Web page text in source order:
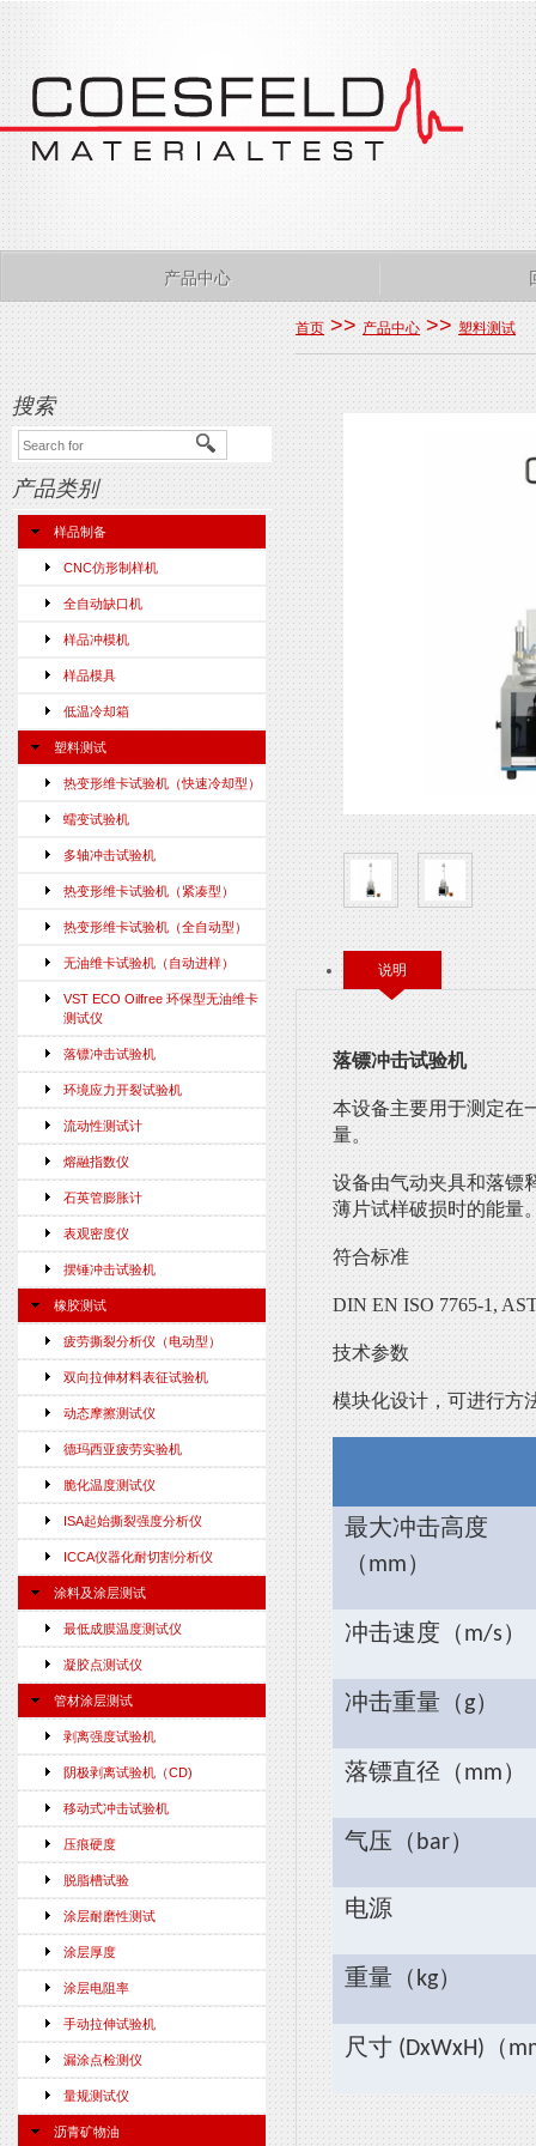
产品中心
搜索
产品类别
样品制备
CNC仿形制样机
全自动缺口机
样品冲模机
样品模具
低温冷却箱
塑料测试
热变形维卡试验机（快速冷却型）
蠕变试验机
多轴冲击试验机
热变形维卡试验机（紧凑型）
热变形维卡试验机（全自动型）
无油维卡试验机（自动进样）
VST ECO Oilfree 环保型无油维卡
测试仪
落镖冲击试验机
环境应力开裂试验机
流动性测试计
熔融指数仪
石英管膨胀计
表观密度仪
摆锤冲击试验机
橡胶测试
疲劳撕裂分析仪（电动型）
双向拉伸材料表征试验机
动态摩擦测试仪
德玛西亚疲劳实验机
脆化温度测试仪
ISA起始撕裂强度分析仪
ICCA仪器化耐切割分析仪
涂料及涂层测试
最低成膜温度测试仪
凝胶点测试仪
管材涂层测试
剥离强度试验机
阴极剥离试验机（CD)
移动式冲击试验机
压痕硬度
脱脂槽试验
涂层耐磨性测试
涂层厚度
涂层电阻率
手动拉伸试验机
漏涂点检测仪
量规测试仪
沥青矿物油
首页 >> 产品中心 >>塑料测试
说明
落镖冲击试验机
本设备主要用于测定在
量。
设备由气动夹具和落镖
薄片试样破损时的能量
符合标准
DIN EN ISO 7765-1,
技术参数
模块化设计，可进行方
最大冲击高度
（ mm ）
冲击速度（ m/s ）
冲击重量（ g）
落镖直径（ mm ）
气压（ bar）
电源
重量（ kg）
尺寸 (DxWxH) （